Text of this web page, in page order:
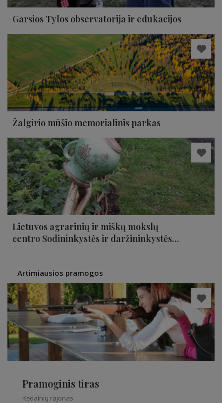
Garsios Tylos observatorija ir edukacijos
Žalgirio mūšio memorialinis parkas
Lietuvos agrarinių ir miškų mokslų
centro Sodininkystės ir daržininkystės
Artimiausios pramogos
Pramoginis tiras
Kėdainių rajonas